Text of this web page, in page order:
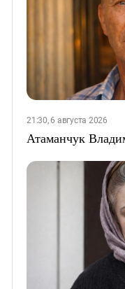
21:30, 6 августа 2026
Атаманчук